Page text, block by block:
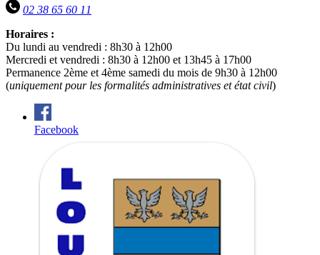
02 38 65 60 11
Horaires :
Du lundi au vendredi : 8h30 à 12h00
Mercredi et vendredi : 8h30 à 12h00 et 13h45 à 17h00
Permanence 2ème et 4ème samedi du mois de 9h30 à 12h00
(uniquement pour les formalités administratives et état civil)
Facebook